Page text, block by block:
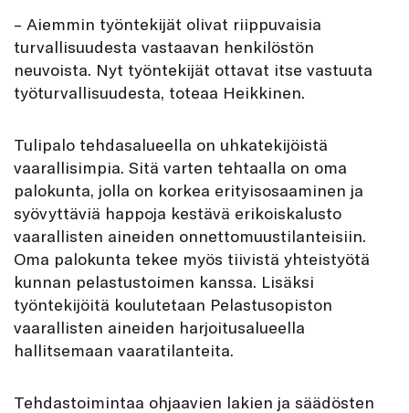
– Aiemmin työntekijät olivat riippuvaisia
turvallisuudesta vastaavan henkilöstön
neuvoista. Nyt työntekijät ottavat itse vastuuta
työturvallisuudesta, toteaa Heikkinen.
Tulipalo tehdasalueella on uhkatekijöistä
vaarallisimpia. Sitä varten tehtaalla on oma
palokunta, jolla on korkea erityisosaaminen ja
syövyttäviä happoja kestävä erikoiskalusto
vaarallisten aineiden onnettomuustilanteisiin.
Oma palokunta tekee myös tiivistä yhteistyötä
kunnan pelastustoimen kanssa. Lisäksi
työntekijöitä koulutetaan Pelastusopiston
vaarallisten aineiden harjoitusalueella
hallitsemaan vaaratilanteita.
Tehdastoimintaa ohjaavien lakien ja säädösten